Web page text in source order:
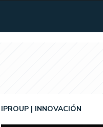
IPROUP INNOVACIÓN